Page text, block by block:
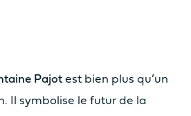
Pajotest bien plus qu’un
Il symbolise le futur de la